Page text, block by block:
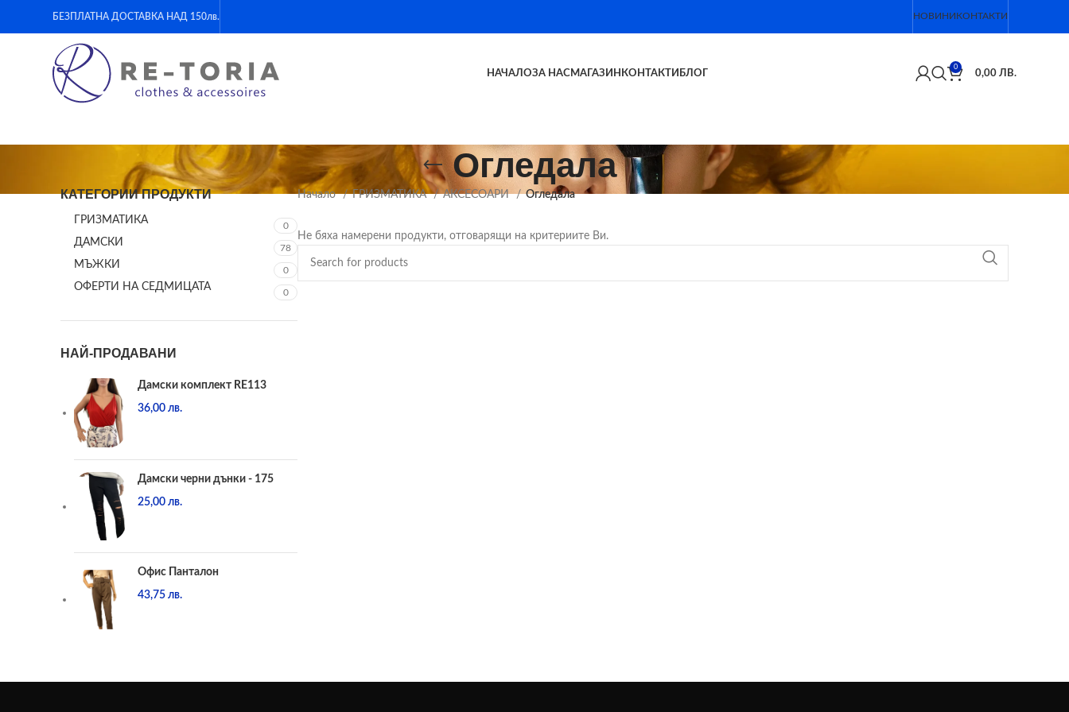
БЕЗПЛАТНА ДОСТАВКА НАД 150лв. НОВИНИКОНТАКТИ
НАЧАЛОЗА НАСМАГАЗИН КОНТАКТИ БЛОГ
0
0,00 ЛВ.
Огледала
КАТЕГОРИИ ПРОДУКТИ
ГРИЗМАТИКА 0
ДАМСКИ 78
МЪЖКИ 0
ОФЕРТИ НА СЕДМИЦАТА 0
НАЙ-ПРОДАВАНИ
Дамски комплект RE113
36,00 лв.
Дамски черни дънки - 175
25,00 лв.
Офис Панталон
43,75 лв.
Начало ГРИЗМАТИКА АКСЕСОАРИ Огледала
Не бяха намерени продукти, отговарящи на критериите Ви.